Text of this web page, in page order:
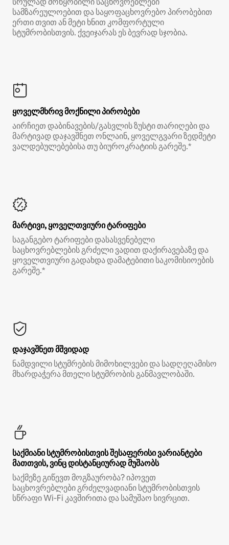
სამზარეულოებით და საყოფაცხოვრებო პირობებით
ერთი თვით ან მეტი ხნით კომფორტული
სტუმრობისთვის. ქვეიჯარას ეს ბევრად სჯობია.
ყოველმხრივ მოქნილი პირობები
აირჩიეთ დაბინავების/გასვლის ზუსტი თარიღები და
მარტივად დაჯავშნეთ ონლაინ, ყოველგვარი ზედმეტი
ვალდებულებებისა თუ ბიუროკრატიის გარეშე.*
მარტივი, ყოველთვიური ტარიფები
საგანგებო ტარიფები დასასვენებელი
საცხოვრებლების გრძელი ვადით დაქირავებაზე და
ყოველთვიური გადახდა დამატებითი საკომისიოების
გარეშე.*
დაჯავშნეთ მშვიდად
ნამდვილი სტუმრების მიმოხილვები და სადღეღამისო
მხარდაჭერა მთელი სტუმრობის განმავლობაში.
საქმიანი სტუმრობისთვის შესაფერისი ვარიანტები
მათთვის, ვინც დისტანციურად მუშაობს
საქმეზე გიწევთ მოგზაურობა? იპოვეთ
საცხოვრებლები გრძელვადიანი სტუმრობისთვის
სწრაფი Wi‑Fi კავშირითა და სამუშაო სივრცით.